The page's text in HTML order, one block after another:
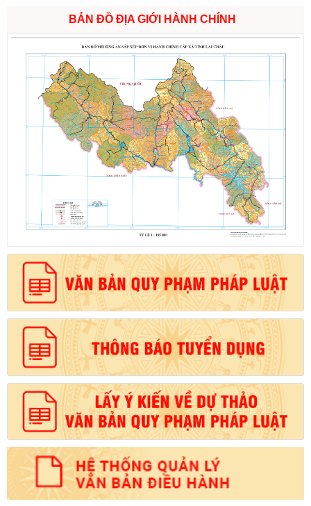
BẢN ĐỒ ĐỊA GIỚI HÀNH CHÍNH